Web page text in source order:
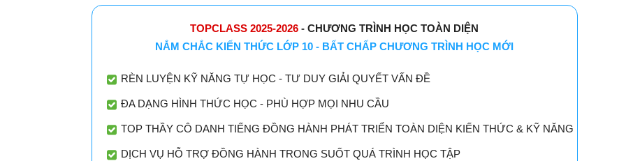
TOPCLASS 2025-2026 - CHƯƠNG TRÌNH HỌC TOÀN DIỆN
NẮM CHẮC KIẾN THỨC LỚP 10 - BẤT CHẤP CHƯƠNG TRÌNH HỌC MỚI
RÈN LUYỆN KỸ NĂNG TỰ HỌC - TƯ DUY GIẢI QUYẾT VẤN ĐỀ
ĐA DẠNG HÌNH THỨC HỌC - PHÙ HỢP MỌI NHU CẦU
TOP THẦY CÔ DANH TIẾNG ĐỒNG HÀNH PHÁT TRIỂN TOÀN DIỆN KIẾN THỨC & KỸ NĂNG
DỊCH VỤ HỖ TRỢ ĐỒNG HÀNH TRONG SUỐT QUÁ TRÌNH HỌC TẬP